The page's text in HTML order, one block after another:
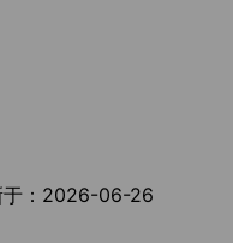
于：2026-06-26